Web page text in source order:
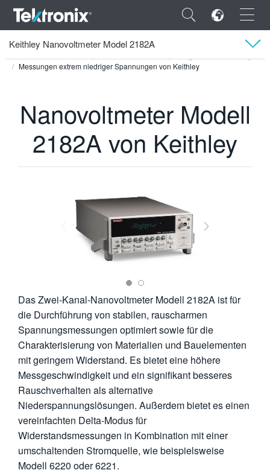
×
ENGLISH
FRANÇAIS
DEUTSCH
Tektronix Produkte
Keithley-Geräte und -Produkte
Messungen extrem niedriger Spannungen von Keithley
Nanovoltmeter Modell
2182A von Keithley
Das Zwei-Kanal-Nanovoltmeter Modell 2182A ist für
die Durchführung von stabilen, rauscharmen
Spannungsmessungen optimiert sowie für die
Charakterisierung von Materialien und Bauelementen
mit geringem Widerstand. Es bietet eine höhere
Messgeschwindigkeit und ein signifikant besseres
Rauschverhalten als alternative
Niederspannungslösungen. Außerdem bietet es einen
vereinfachten Delta-Modus für
Widerstandsmessungen in Kombination mit einer
umschaltenden Stromquelle, wie beispielsweise
Modell 6220 oder 6221.
Keithley Nanovoltmeter Model 2182A
Übersicht